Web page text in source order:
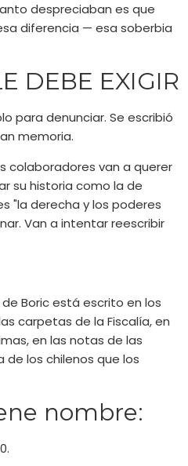
despreciaban es que
diferencia — esa soberbia
DEBE EXIGIR
para denunciar. Se escribió
memoria.
colaboradores van a querer
su historia como la de
"la derecha y los poderes
Van a intentar reescribir
Boric está escrito en los
carpetas de la Fiscalía, en
en las notas de las
los chilenos que los
nombre: